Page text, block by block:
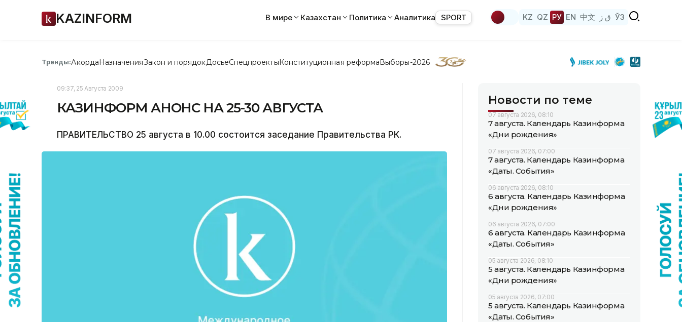
KAZINFORM В мире Казахстан Политика Аналитика SPORT KZ QZ РУ EN 中文 ق ز ЎЗ
Тренды:АкордаНазначенияЗакон и порядок ДосьеСпецпроектыКонституционная реформаВыборы-2026
09:37, 25 Августа 2009
КАЗИНФОРМ АНОНС НА 25-30 АВГУСТА
ПРАВИТЕЛЬСТВО 25 августа в 10.00 состоится заседание Правительства РК.
Новости по теме
07 августа 2026, 08:10
7 августа. Календарь Казинформа
«Дни рождения»
07 августа 2026, 07:00
7 августа. Календарь Казинформа
«Даты. События»
06 августа 2026, 08:10
6 августа. Календарь Казинформа
«Дни рождения»
06 августа 2026, 07:00
6 августа. Календарь Казинформа
«Даты. События»
05 августа 2026, 08:10
5 августа. Календарь Казинформа
«Дни рождения»
05 августа 2026, 07:00
5 августа. Календарь Казинформа
«Даты. События»